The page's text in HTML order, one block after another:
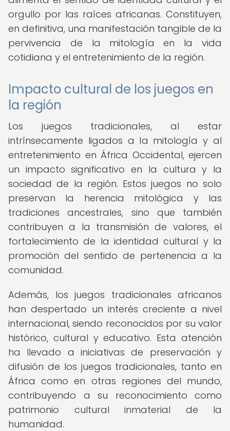
orgullo por las raíces africanas. Constituyen,
en definitiva, una manifestación tangible de la
pervivencia de la mitología en la vida
cotidiana y el entretenimiento de la región.
Impacto cultural de los juegos en
la región
Los juegos tradicionales, al estar
intrínsecamente ligados a la mitología y al
entretenimiento en África Occidental, ejercen
un impacto significativo en la cultura y la
sociedad de la región. Estos juegos no solo
preservan la herencia mitológica y las
tradiciones ancestrales, sino que también
contribuyen a la transmisión de valores, el
fortalecimiento de la identidad cultural y la
promoción del sentido de pertenencia a la
comunidad.
Además, los juegos tradicionales africanos
han despertado un interés creciente a nivel
internacional, siendo reconocidos por su valor
histórico, cultural y educativo. Esta atención
ha llevado a iniciativas de preservación y
difusión de los juegos tradicionales, tanto en
África como en otras regiones del mundo,
contribuyendo a su reconocimiento como
patrimonio cultural inmaterial de la
humanidad.